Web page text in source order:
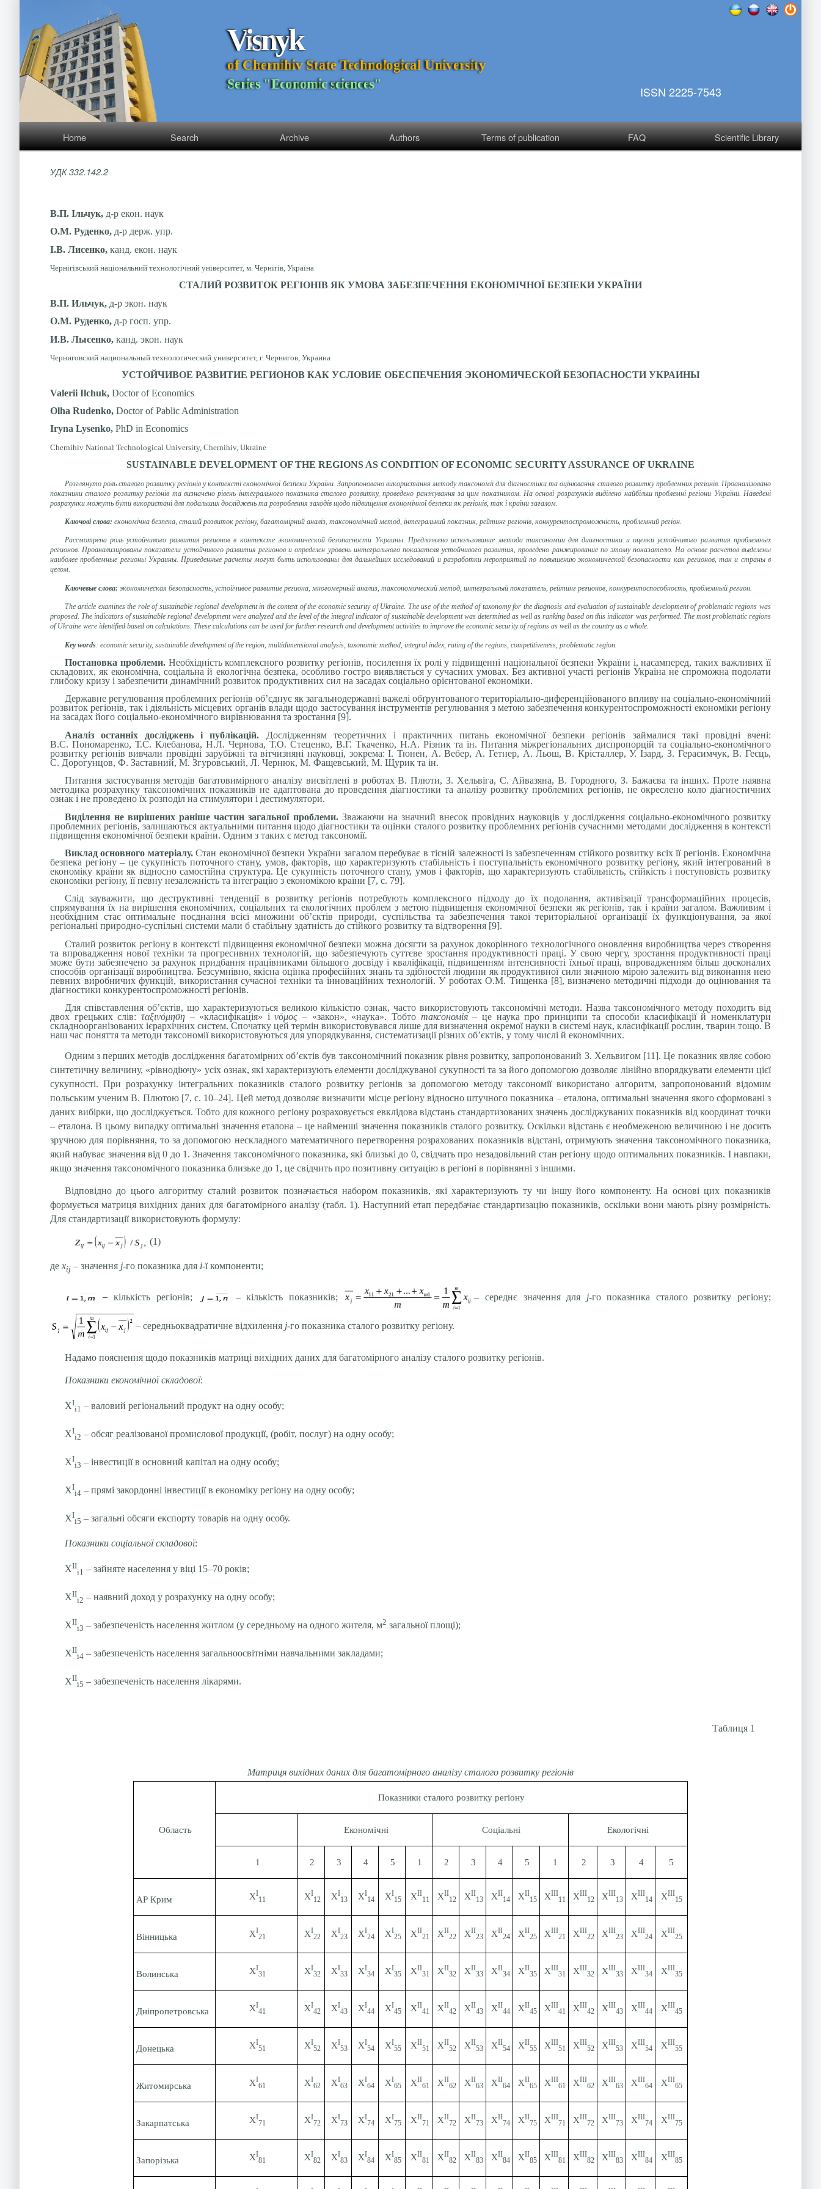
Visnyk
of Chernihiv State Technological University
Series "Economic sciences" ISSN 2225-7543
Home Search Archive Authors Terms of publication FAQ Scientific Library
УДК 332.142.2
В.П. Ільчук, д-р екон. наук
О.М. Руденко, д-р держ. упр.
І.В. Лисенко, канд. екон. наук
Чернігівський національний технологічний університет, м. Чернігів, Україна
СТАЛИЙ РОЗВИТОК РЕГІОНІВ ЯК УМОВА ЗАБЕЗПЕЧЕННЯ ЕКОНОМІЧНОЇ БЕЗПЕКИ УКРАЇНИ
В.П. Ильчук, д-р экон. наук
О.М. Руденко, д-р госп. упр.
И.В. Лысенко, канд. экон. наук
Черниговский национальный технологический университет, г. Чернигов, Украина
УСТОЙЧИВОЕ РАЗВИТИЕ РЕГИОНОВ КАК УСЛОВИЕ ОБЕСПЕЧЕНИЯ ЭКОНОМИЧЕСКОЙ БЕЗОПАСНОСТИ УКРАИНЫ
Valerii Ilchuk, Doctor ofEconomics
Olha Rudenko, Doctor ofPablic Administration
Iryna Lysenko, PhD in Economics
Chernihiv National Technological University, Chernihiv, Ukraine
SUSTAINABLE DEVELOPMENT OF THE REGIONS AS CONDITION OF ECONOMIC SECURITY ASSURANCE OF UKRAINE
Розглянуто роль сталого розвитку регіонів у контексті економічної безпеки України. Запропоновано використання методу таксономії для діагностики та оцінювання сталого розвитку проблемних регіонів. Проаналізовано
показники сталого розвитку регіонів та визначено рівень інтегрального показника сталого розвитку, проведено ранжування за цим показником. На основі розрахунків виділено найбільш проблемні регіони України. Наведені
розрахунки можуть бути використані для подальших досліджень та розроблення заходів щодо підвищення економічної безпеки як регіонів, так і країни загалом.
Ключові слова: економічна безпека, сталий розвиток регіону, багатомірний аналіз, таксономічний метод, інтегральний показник, рейтинг регіонів, конкурентоспроможність, проблемний регіон.
Рассмотрена роль устойчивого развития регионов в контексте экономической безопасности Украины. Предложено использование метода таксономии для диагностики и оценки устойчивого развития проблемных
регионов. Проанализированы показатели устойчивого развития регионов и определен уровень интегрального показателя устойчивого развития, проведено ранжирование по этому показателю. На основе расчетов выделены
наиболее проблемные регионы Украины. Приведенные расчеты могут быть использованы для дальнейших исследований и разработки мероприятий по повышению экономической безопасности как регионов, так и страны в
целом.
Ключевые слова: экономическая безопасность, устойчивое развитие региона, многомерный анализ, таксономический метод, интегральный показатель, рейтинг регионов, конкурентоспособность, проблемный регион.
The article examines the role of sustainable regional development in the context of the economic security of Ukraine. The use of the method of taxonomy for the diagnosis and evaluation of sustainable development of problematic regions was
proposed. The indicators of sustainable regional development were analyzed and the level of the integral indicator of sustainable development was determined as well as ranking based on this indicator was performed. The most problematic regions
of Ukraine were identified based on calculations. These calculations can be used for further research and development activities to improve the economic security of regions as well as the country as a whole.
Key words: economic security, sustainable development of the region, multidimensional analysis, taxonomic method, integral index, rating of the regions, competitiveness, problematic region.
Постановка проблеми. Необхідність комплексного розвитку регіонів, посилення їх ролі у підвищенні національної безпеки України і, насамперед, таких важливих її
складових, як економічна, соціальна й екологічна безпека, особливо гостро виявляється у сучасних умовах. Без активної участі регіонів Україна не спроможна подолати
глибоку кризу і забезпечити динамічний розвиток продуктивних сил на засадах соціально орієнтованої економіки.
Державне регулювання проблемних регіонів об’єднує як загальнодержавні важелі обґрунтованого територіально-диференційованого впливу на соціально-економічний
розвиток регіонів, так і діяльність місцевих органів влади щодо застосування інструментів регулювання з метою забезпечення конкурентоспроможності економіки регіону
на засадах його соціально-економічного вирівнювання та зростання [9].
Аналіз останніх досліджень і публікацій. Дослідженням теоретичних і практичних питань економічної безпеки регіонів займалися такі провідні вчені:
В.С. Пономаренко, Т.С. Клебанова, Н.Л. Чернова, Т.О. Стеценко, В.Г. Ткаченко, Н.А. Різник та ін. Питання міжрегіональних диспропорцій та соціально-економічного
розвитку регіонів вивчали провідні зарубіжні та вітчизняні науковці, зокрема: І. Тюнен, А. Вебер, А. Гетнер, А. Льош, В. Крісталлер, У. Ізард, З. Герасимчук, В. Геєць,
С. Дорогунцов, Ф. Заставний, М. Згуровський, Л. Чернюк, М. Фащевський, М. Щурик та ін.
Питання застосування методів багатовимірного аналізу висвітлені в роботах В. Плюти, З. Хельвіга, С. Айвазяна, В. Городного, З. Бажаєва та інших. Проте наявна
методика розрахунку таксономічних показників не адаптована до проведення діагностики та аналізу розвитку проблемних регіонів, не окреслено коло діагностичних
ознак і не проведено їх розподіл на стимулятори і дестимулятори.
Виділення не вирішених раніше частин загальної проблеми.Зважаючи на значний внесок провідних науковців у дослідження соціально-економічного розвитку
проблемних регіонів, залишаються актуальними питання щодо діагностики та оцінки сталого розвитку проблемних регіонів сучасними методами дослідження в контексті
підвищення економічної безпеки країни. Одним з таких є метод таксономії.
Виклад основного матеріалу.Стан економічної безпеки України загалом перебуває в тісній залежності із забезпеченням стійкого розвитку всіх її регіонів. Економічна
безпека регіону – це сукупність поточного стану, умов, факторів, що характеризують стабільність і поступальність економічного розвитку регіону, який інтегрований в
економіку країни як відносно самостійна структура. Це сукупність поточного стану, умов і факторів, що характеризують стабільність, стійкість і поступовість розвитку
економіки регіону, її певну незалежність та інтеграцію з економікою країни [7, c. 79].
Слід зауважити, що деструктивні тенденції в розвитку регіонів потребують комплексного підходу до їх подолання, активізації трансформаційних процесів,
спрямування їх на вирішення економічних, соціальних та екологічних проблем з метою підвищення економічної безпеки як регіонів, так і країни загалом. Важливим і
необхідним стає оптимальне поєднання всієї множини об’єктів природи, суспільства та забезпечення такої територіальної організації їх функціонування, за якої
регіональні природно-суспільні системи мали б стабільну здатність до стійкого розвитку та відтворення [9].
Сталий розвиток регіону в контексті підвищення економічної безпеки можна досягти за рахунок докорінного технологічного оновлення виробництва через створення
та впровадження нової техніки та прогресивних технологій, що забезпечують суттєве зростання продуктивності праці. У свою чергу, зростання продуктивності праці
може бути забезпечено за рахунок придбання працівниками більшого досвіду і кваліфікації, підвищенням інтенсивності їхньої праці, впровадженням більш досконалих
способів організації виробництва. Безсумнівно, якісна оцінка професійних знань та здібностей людини як продуктивної сили значною мірою залежить від виконання нею
певних виробничих функцій, використання сучасної техніки та інноваційних технологій. У роботах О.М. Тищенка [8], визначено методичні підходи до оцінювання та
діагностики конкурентоспроможності регіонів.
Для співставлення об’єктів, що характеризуються великою кількістю ознак, часто використовують таксономічні методи. Назва таксономічного методу походить від
двох грецьких слів: ταξινόμηση – «класифікація» іνόμος – «закон», «наука».Тобто таксономія– це наука про принципи та способи класифікації й номенклатури
складноорганізованих ієрархічних систем. Спочатку цей термін використовувався лише для визначення окремої науки в системі наук, класифікації рослин, тварин тощо. В
наш час поняття та методи таксономії використовуються для упорядкування, систематизації різних об’єктів, у тому числі й економічних.
Одним з перших методів дослідження багатомірних об’єктів був таксономічний показник рівня розвитку, запропонований З. Хельвигом [11]. Це показник являє собою
синтетичну величину, «рівнодіючу» усіх ознак, які характеризують елементи досліджуваної сукупності та за його допомогою дозволяє лінійно впорядкувати елементи цієї
сукупності. При розрахунку інтегральних показників сталого розвитку регіонів за допомогою методу таксономії використано алгоритм, запропонований відомим
польським ученим В. Плютою [7, с. 10–24]. Цей метод дозволяє визначити місце регіону відносно штучного показника – еталона, оптимальні значення якого сформовані з
даних вибірки, що досліджується. Тобто для кожного регіону розраховується евклідова відстань стандартизованих значень досліджуваних показників від координат точки
– еталона. В цьому випадку оптимальні значення еталона – це найменші значення показників сталого розвитку. Оскільки відстань є необмеженою величиною і не досить
зручною для порівняння, то за допомогою нескладного математичного перетворення розрахованих показників відстані, отримують значення таксономічного показника,
який набуває значення від 0 до 1. Значення таксономічного показника, які близькі до 0, свідчать про незадовільний стан регіону щодо опти­мальних показників. І навпаки,
якщо значення таксономічного показника близьке до 1, це свідчить про позитивну ситуацію в регіоні в порівнянні з іншими.
Відповідно до цього алгоритму сталий розвиток позначається набором показників, які характеризують ту чи іншу його компоненту. На основі цих показників
формується матриця вихідних даних для багатомірного аналізу (табл. 1). Наступний етап передбачає стандартизацію показників, оскільки вони мають різну розмірність.
Для стандартизації використовують формулу:
(1)
де хij – значення j-го показника для і-ї компоненти;
– кількість регіонів; – кількість показників; – середнє значення для j-го показника сталого розвитку регіону;
– середньоквадратичне відхилення j-го показника сталого розвитку регіону.
Надамо пояснення щодо показників матриці вихідних даних для багатомірного аналізу сталого розвитку регіонів.
Показники економічної складової:
ХІ
і1 – валовий регіональний продукт на одну особу;
ХІ
і2 – обсяг реалізованої промислової продукції, (робіт, послуг) на одну особу;
ХІ
і3 – інвестиції в основний капітал на одну особу;
ХІ
і4 – прямі закордонні інвестиції в економіку регіону на одну особу;
ХІ
і5 – загальні обсяги експорту товарів на одну особу.
Показники соціальної складової:
ХІІ
і1 – зайняте населення у віці 15–70 років;
ХІІ
і2 – наявний доход у розрахунку на одну особу;
ХІІ
і3 – забезпеченість населення житлом (у середньому на одного жителя, м2 загальної площі);
ХІІ
і4 – забезпеченість населення загальноосвітніми навчальними закладами;
ХІІ
і5 – забезпеченість населення лікарями.
Таблиця 1
Матриця вихідних даних для багатомірного аналізу сталого розвитку регіонів
Область
Показники сталого розвитку регіону
Економічні Соціальні Екологічні
1 2 3 4 5 1 2 3 4 5 1 2 3 4 5
АР Крим ХІ
11 ХІ
12 ХІ
13 ХІ
14 ХІ
15 ХІІ
11 ХІІ
12 ХІІ
13 ХІІ
14 ХІІ
15 ХІІІ
11 ХІІІ
12 ХІІІ
13 ХІІІ
14 ХІІІ
15
Вінницька ХІ
21 ХІ
22 ХІ
23 ХІ
24 ХІ
25 ХІІ
21 ХІІ
22 ХІІ
23 ХІІ
24 ХІІ
25 ХІІІ
21 ХІІІ
22 ХІІІ
23 ХІІІ
24 ХІІІ
25
Волинська ХІ
31 ХІ
32 ХІ
33 ХІ
34 ХІ
35 ХІІ
31 ХІІ
32 ХІІ
33 ХІІ
34 ХІІ
35 ХІІІ
31 ХІІІ
32 ХІІІ
33 ХІІІ
34 ХІІІ
35
Дніпропетровська ХІ
41 ХІ
42 ХІ
43 ХІ
44 ХІ
45 ХІІ
41 ХІІ
42 ХІІ
43 ХІІ
44 ХІІ
45 ХІІІ
41 ХІІІ
42 ХІІІ
43 ХІІІ
44 ХІІІ
45
Донецька ХІ
51 ХІ
52 ХІ
53 ХІ
54 ХІ
55 ХІІ
51 ХІІ
52 ХІІ
53 ХІІ
54 ХІІ
55 ХІІІ
51 ХІІІ
52 ХІІІ
53 ХІІІ
54 ХІІІ
55
Житомирська ХІ
61 ХІ
62 ХІ
63 ХІ
64 ХІ
65 ХІІ
61 ХІІ
62 ХІІ
63 ХІІ
64 ХІІ
65 ХІІІ
61 ХІІІ
62 ХІІІ
63 ХІІІ
64 ХІІІ
65
Закарпатська ХІ
71 ХІ
72 ХІ
73 ХІ
74 ХІ
75 ХІІ
71 ХІІ
72 ХІІ
73 ХІІ
74 ХІІ
75 ХІІІ
71 ХІІІ
72 ХІІІ
73 ХІІІ
74 ХІІІ
75
Запорізька ХІ
81 ХІ
82 ХІ
83 ХІ
84 ХІ
85 ХІІ
81 ХІІ
82 ХІІ
83 ХІІ
84 ХІІ
85 ХІІІ
81 ХІІІ
82 ХІІІ
83 ХІІІ
84 ХІІІ
85